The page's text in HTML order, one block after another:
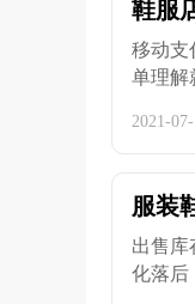
鞋服
移动支
单理解
2021-
服装
出售库
化落后